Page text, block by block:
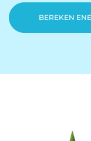
BEREKEN